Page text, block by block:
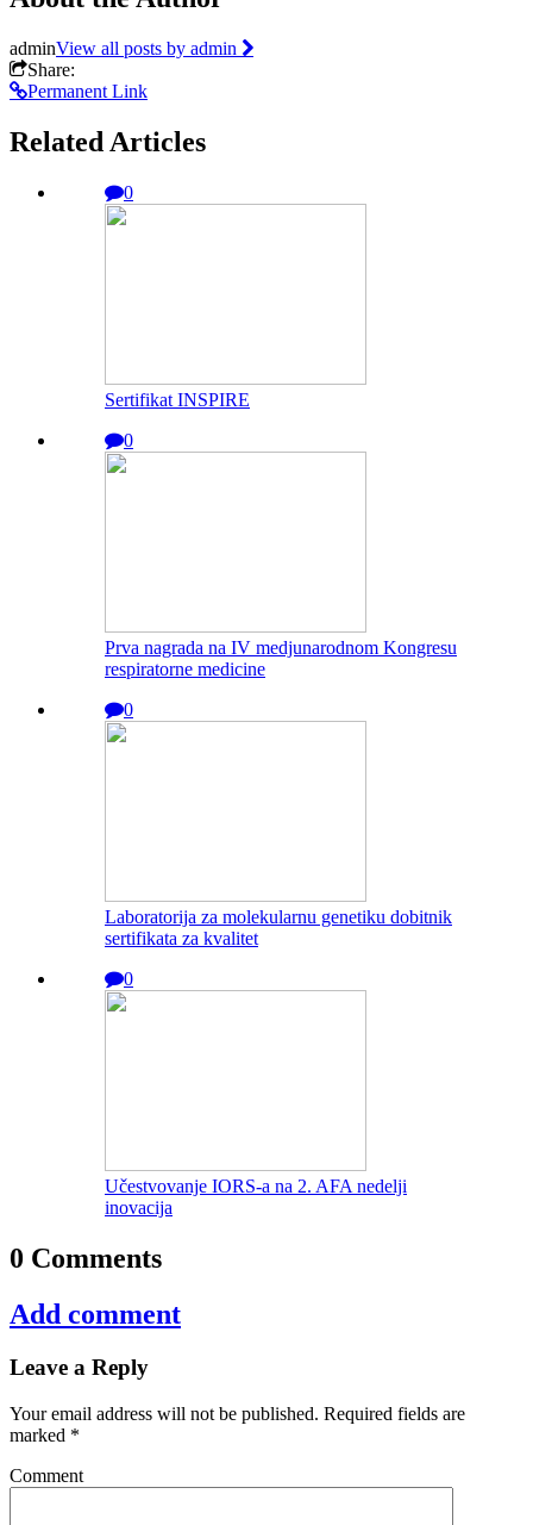
adminView all posts by admin
Share:
Permanent Link
Related Articles
0
Sertifikat INSPIRE
0
Prva nagrada na IV medjunarodnom Kongresu
respiratorne medicine
0
Laboratorija za molekularnu genetiku dobitnik
sertifikata za kvalitet
0
Učestvovanje IORS-a na 2. AFA nedelji
inovacija
0 Comments
Add comment
Leave a Reply
Your email address will not be published. Required fields are
marked *
Comment